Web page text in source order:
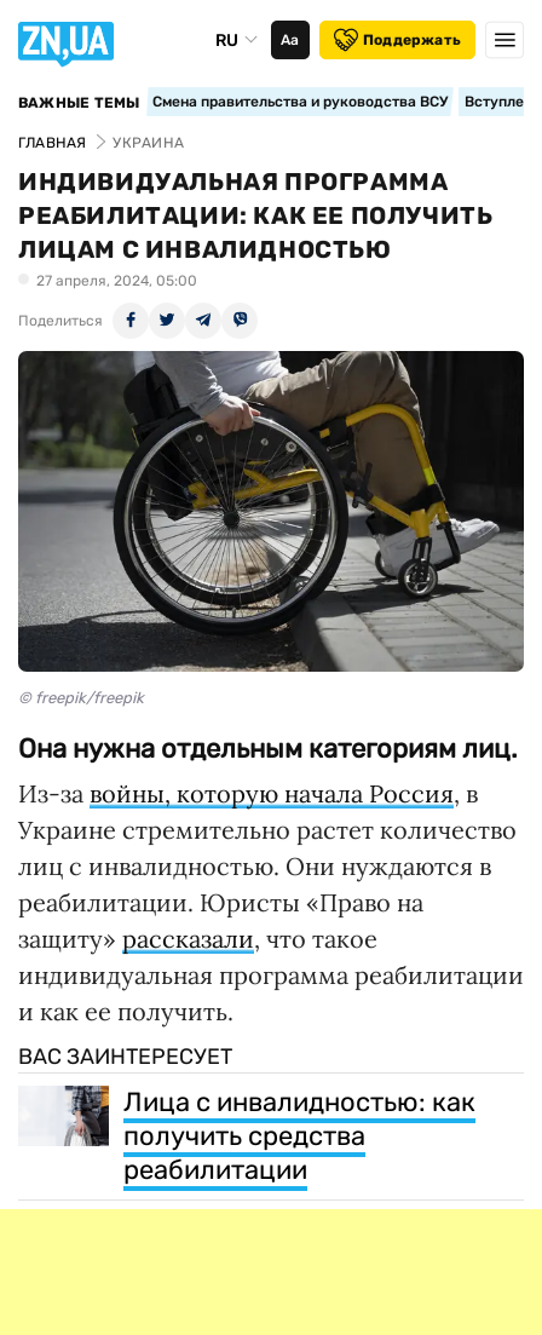
RU Аа Поддержать
ВАЖНЫЕ ТЕМЫ Смена правительства и руководства ВСУ
ГЛАВНАЯ УКРАИНА
ИНДИВИДУАЛЬНАЯ ПРОГРАММА
РЕАБИЛИТАЦИИ: КАК ЕЕ ПОЛУЧИТЬ
ЛИЦАМ С ИНВАЛИДНОСТЬЮ
27 апреля, 2024, 05:00
Поделиться
© freepik/freepik
Она нужна отдельным категориям лиц.
Из-за войны, которую начала Россия, в
Украине стремительно растет количество
лиц с инвалидностью. Они нуждаются в
реабилитации. Юристы «Право на
защиту» рассказали, что такое
индивидуальная программа реабилитации
и как ее получить.
ВАС ЗАИНТЕРЕСУЕТ
Лица с инвалидностью: как
получить средства
реабилитации